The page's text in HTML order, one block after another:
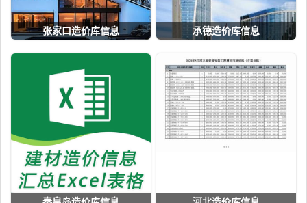
张家口造价库信息 承德造价库信息